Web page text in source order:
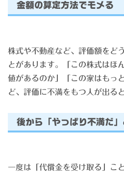
金額の算定方法でモメる
株式や不動産など、評価額をど
とがあります。「この株式はほ
値があるのか」「この家はもっ
ど、評価に不満をもつ人が出る
後から「やっぱり不満だ
一度は「代償金を受け取る」こ